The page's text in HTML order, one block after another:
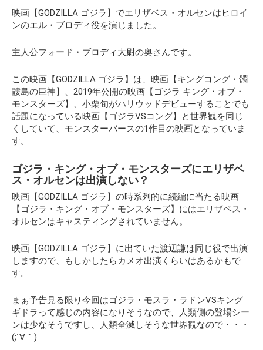
映画【GODZILLA ゴジラ】でエリザベス・オルセンはヒロイ
ンのエル・ブロディ役を演じました。
主人公フォード・ブロディ大尉の奥さんです。
この映画【GODZILLA ゴジラ】は、映画【キングコング・髑
髏島の巨神】、2019年公開の映画【 ゴジラ キング・オブ・
モンスターズ】、小栗旬がハリウッドデビューすることでも
話題になっている映画【ゴジラVSコング】と世界観を同じ
くしていて、モンスターバースの1作目の映画となっていま
す。
ゴジラ・キング・オブ・モンスターズにエリザベ
ス・オルセンは出演しない？
映画【GODZILLA ゴジラ】の時系列的に続編に当たる映画
【ゴジラ・キング・オブ・モンスターズ】にはエリザベス・
オルセンはキャスティングされていません。
映画【GODZILLA ゴジラ】に出ていた渡辺謙は同じ役で出演
しますので、もしかしたらカメオ出演くらいはあるかもで
す。
まぁ予告見る限り今回はゴジラ・モスラ・ラドンVSキング
ギドラって感じの内容になりそうなので、人類側の登場シー
ンは少なそうですし、人類全滅しそうな世界観なので・・・
(;´∀｀)